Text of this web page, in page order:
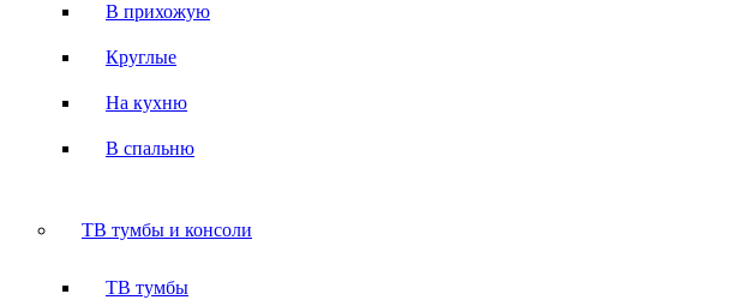
В прихожую
Круглые
На кухню
В спальню
ТВ тумбы и консоли
ТВ тумбы